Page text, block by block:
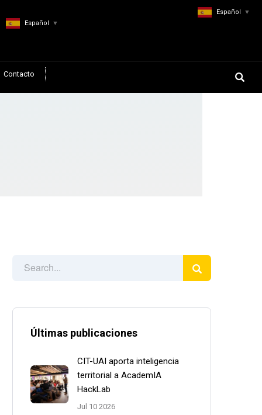
Español ▼
Contacto
Últimas publicaciones
CIT-UAI aporta inteligencia
territorial a AcademIA
HackLab
Jul 10 2026
Español ▼